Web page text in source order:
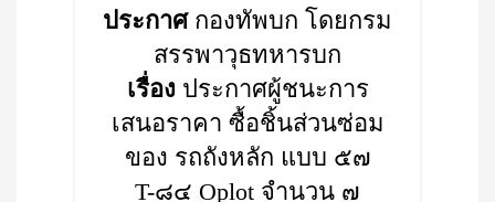
ประกาศกองทัพบก โดยกรม
สรรพาวุธทหารบก
เรื่อง ประกาศผู้ชนะการ
เสนอราคา ซื้อชิ้นส่วนซ่อม
ของ รถถังหลัก แบบ ๕๗
T-๘๔ Oplot จำนวน ๗